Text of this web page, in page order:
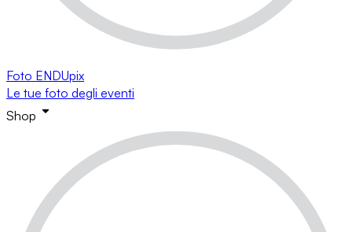
Foto ENDUpix
Le tue foto degli eventi
Shop